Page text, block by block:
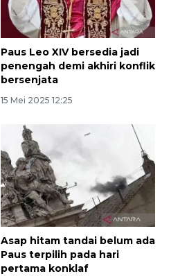
Paus Leo XIV bersedia jadi
penengah demi akhiri konflik
bersenjata
15 Mei 2025 12:25
Asap hitam tandai belum ada
Paus terpilih pada hari
pertama konklaf